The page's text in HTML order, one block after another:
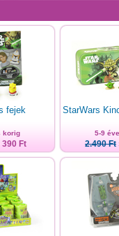
fejek
korig
390 Ft
StarWars
5-9
2.490 Ft